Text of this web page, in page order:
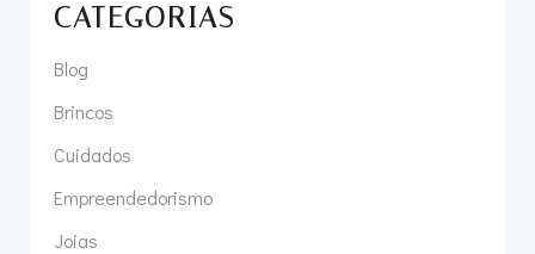
CATEGORIAS
Blog
Brincos
Cuidados
Empreendedorismo
Joias